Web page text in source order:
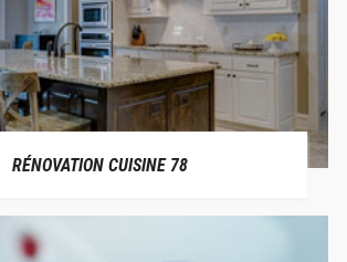
RÉNOVATION CUISINE 78